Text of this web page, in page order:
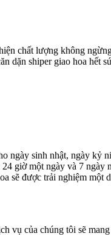
chất lượng không
dặn shiper giao hoa hết
ngày sinh nhật, ngày kỷ
giờ một ngày và 7 ngày
sẽ được trải nghiệm một
vụ của chúng tôi sẽ